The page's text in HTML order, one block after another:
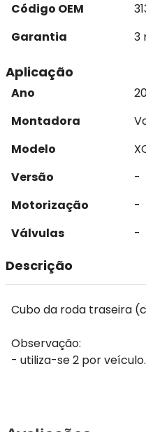
Código OEM
Garantia
3
Aplicação
Ano
Montadora
Modelo
Versão
-
Motorização
-
Válvulas
-
Descrição
Cubo da roda traseira
Observação:
- utiliza-se 2 por veículo.